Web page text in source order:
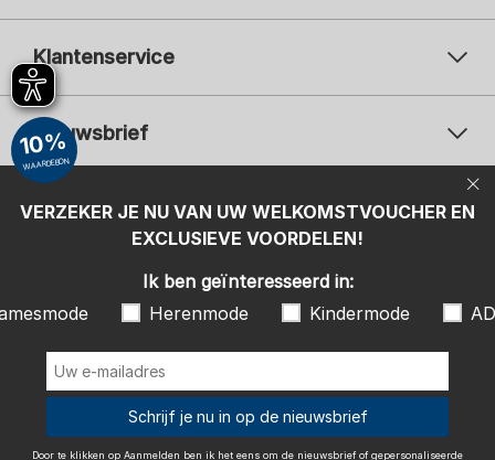
Klantenservice
Nieuwsbrief
Uw
Uw e-mailadres
Aanmelden
Herenmode
ADIDAS
Door te klikken op Aanmelden ben ik het eens om de nieuwsbrief of
gepersonaliseerde reclame van de SCHIESSER GmbH te ontvangen en
sla ik acht op en accepteer ik hierbij ook de instructies en uitleg in de
, in het bijzonder de instructies onder het item
effect naar de toekomst intrekken.
Betaalwijzen
Wij bezorgen met
VERZEKER JE NU VAN UW WELKOMSTVOUCHER EN
EXCLUSIEVE VOORDELEN!
10%
WAARDEBON
Ik ben geïnteresseerd in:
Herenmode Kindermode
Schrijf je nu in op de nieuwsbrief
Door te klikken op Aanmelden ben ik het eens om de nieuwsbrief of gepersonaliseerde